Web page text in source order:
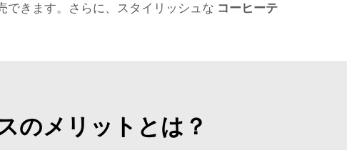
できます。さらに、スタイリッシュな コーヒーテ
のメリットとは？